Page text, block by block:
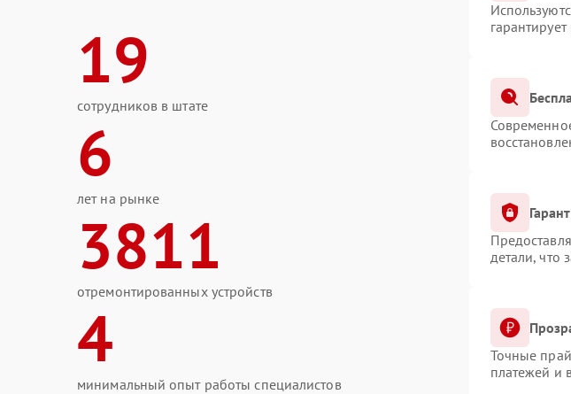
19
сотрудников в штате
6
лет на рынке
3811
отремонтированных устройств
4
минимальный опыт работы специалистов
детали, что
Точные
платежей и